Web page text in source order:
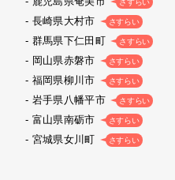
さすらい
長崎県大村市 さすらい
群馬県下仁田町 さすらい
岡山県赤磐市 さすらい
福岡県柳川市 さすらい
岩手県八幡平市 さすらい
富山県南砺市 さすらい
宮城県女川町 さすらい